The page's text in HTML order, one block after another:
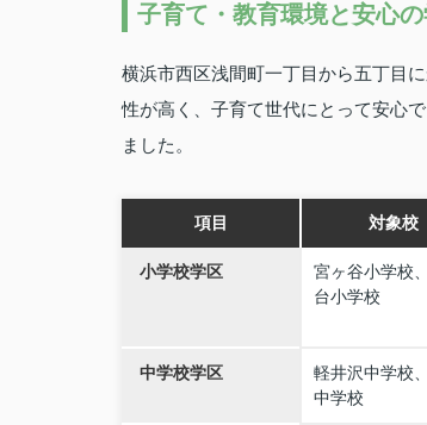
子育て・教育環境と安心
横浜市西区浅間町一丁目から五丁目
性が高く、子育て世代にとって安心
ました。
項目 対象校
小学校学区
宮ヶ谷小学校
台小学校
中学校学区
軽井沢中学校
中学校